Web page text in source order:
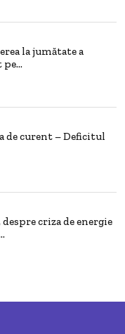
la jumătate a
de curent – Deficitul
criza de energie